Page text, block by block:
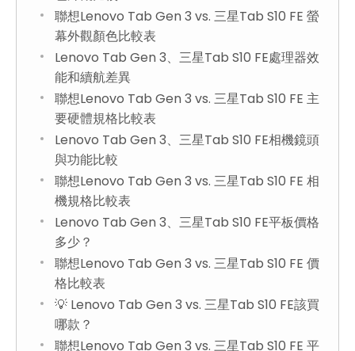
聯想Lenovo Tab Gen 3 vs. 三星Tab S10 FE 螢
幕外觀顏色比較表
Lenovo Tab Gen 3、三星Tab S10 FE處理器效
能和續航差異
聯想Lenovo Tab Gen 3 vs. 三星Tab S10 FE 主
要硬體規格比較表
Lenovo Tab Gen 3、三星Tab S10 FE相機鏡頭
與功能比較
聯想Lenovo Tab Gen 3 vs. 三星Tab S10 FE 相
機規格比較表
Lenovo Tab Gen 3、三星Tab S10 FE平板價格
多少？
聯想Lenovo Tab Gen 3 vs. 三星Tab S10 FE 價
格比較表
💡 Lenovo Tab Gen 3 vs. 三星Tab S10 FE該買
哪款？
聯想Lenovo Tab Gen 3 vs. 三星Tab S10 FE 平